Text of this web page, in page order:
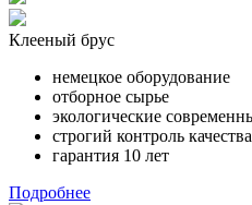
Клееный брус
немецкое оборудование
отборное сырье
экологические
строгий контроль качества
гарантия 10 лет
Подробнее